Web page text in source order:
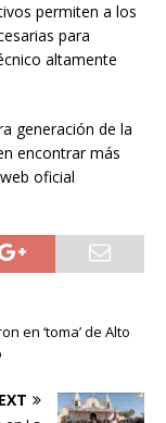
permiten a los
para
altamente
generación de la
encontrar más
oficial
en ‘toma’ de Alto